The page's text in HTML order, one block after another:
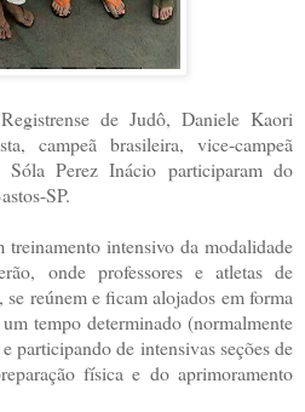
de Judô, Daniele Kaori
campeã brasileira, vice-campeã
Sóla Perez Inácio participaram do
SP.
intensivo da modalidade
onde professores e atletas de
se reúnem e ficam alojados em forma
tempo determinado (normalmente
participando de intensivas seções de
física e do aprimoramento